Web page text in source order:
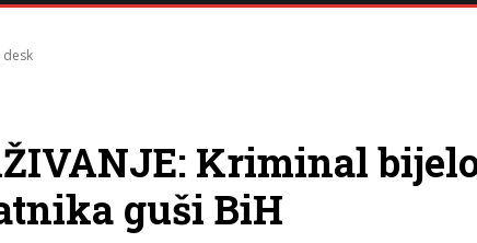
desk
Kriminal
guši BiH